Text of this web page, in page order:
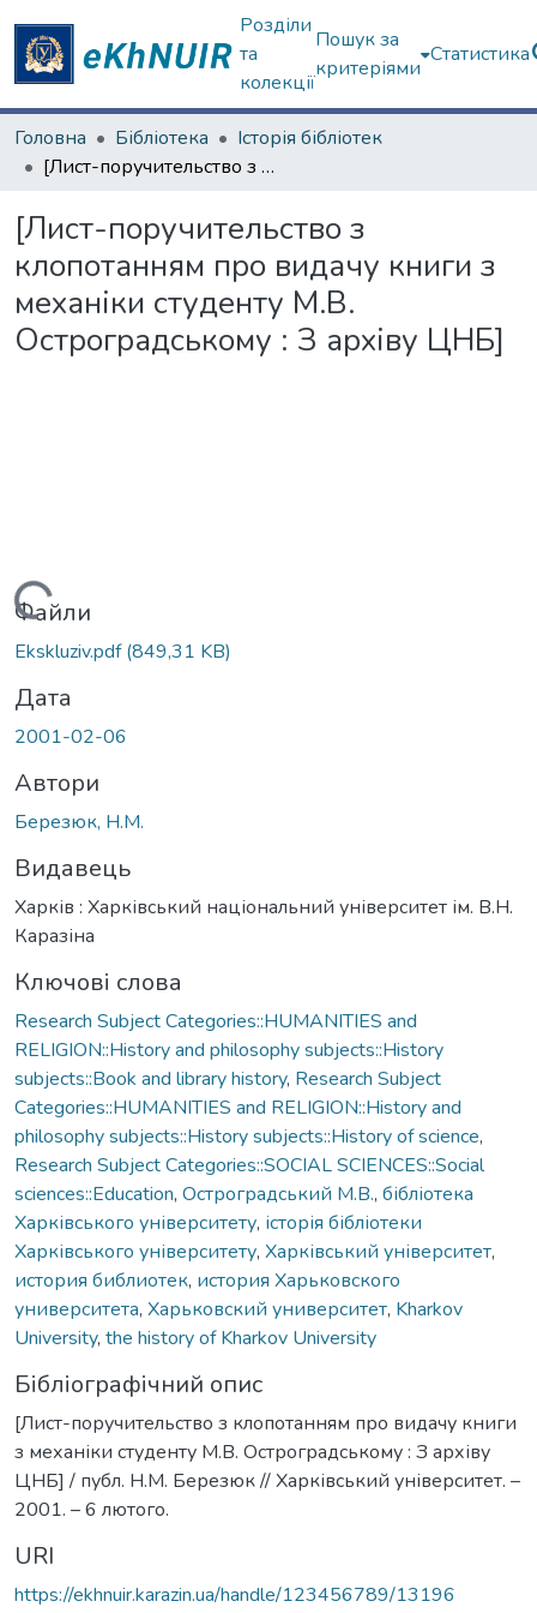
Розділи
та
колекції
Пошук за
критеріями
Статистика
Головна Бібліотека
Історія бібліотек
[Лист-поручительство з клопотанням про видачу книги з механіки студенту М.В. Остроградському : З архіву ЦНБ]
[Лист-поручительство з
клопотанням про видачу книги з
механіки студенту М.В.
Остроградському : З архіву ЦНБ]
Вантажиться...
Файли
Ekskluziv.pdf(849,31 KB)
Дата
2001-02-06
Автори
Березюк, Н.М.
Видавець
Харків : Харківський національний університет ім. В.Н.
Каразіна
Ключові слова
Research Subject Categories::HUMANITIES and
RELIGION::History and philosophy subjects::History
subjects::Book and library history, Research Subject
Categories::HUMANITIES and RELIGION::History and
philosophy subjects::History subjects::History of science,
Research Subject Categories::SOCIAL SCIENCES::Social
sciences::Education, Остроградський М.В., бібліотека
Харківського університету, історія бібліотеки
Харківського університету, Харківський університет,
история библиотек, история Харьковского
университета, Харьковский университет, Kharkov
University, the history of Kharkov University
Бібліографічний опис
[Лист-поручительство з клопотанням про видачу книги
з механіки студенту М.В. Остроградському : З архіву
ЦНБ] / публ. Н.М. Березюк // Харківський університет. –
2001. – 6 лютого.
URI
https://ekhnuir.karazin.ua/handle/123456789/13196